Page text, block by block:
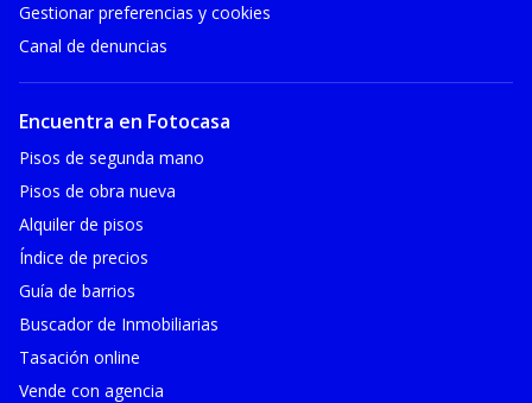
Gestionar preferencias y cookies
Canal de denuncias
Encuentra en Fotocasa
Pisos de segunda mano
Pisos de obra nueva
Alquiler de pisos
Índice de precios
Guía de barrios
Buscador de Inmobiliarias
Tasación online
Vende con agencia